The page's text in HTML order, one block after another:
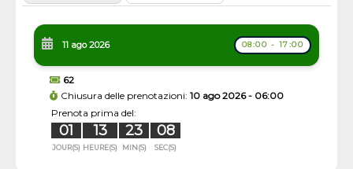
11 ago 2026 08:00 - 17:00
62
Chiusura delle prenotazioni: 10 ago 2026 - 06:00
Prenota prima del:
01 13 23 07
JOUR(S) HEURE(S) MIN(S) SEC(S)